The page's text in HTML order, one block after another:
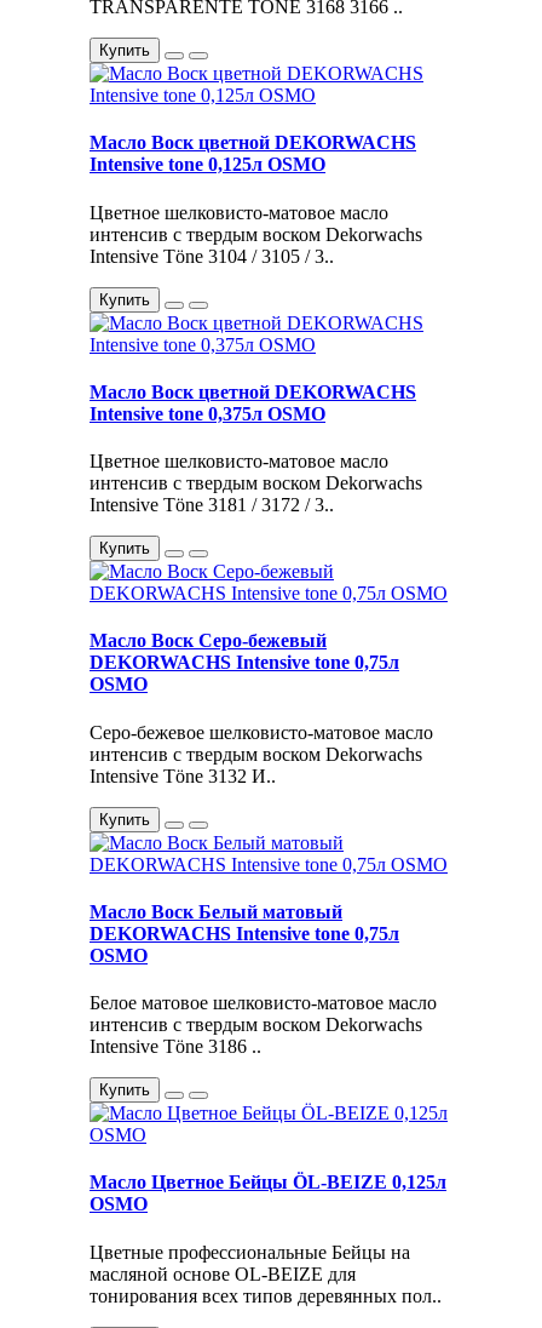
TRANSPARENTE TÖNE 3168 3166 ..
Купить
Масло Воск цветной DEKORWACHS
Intensive tone 0,125л OSMO
Цветное шелковисто-матовое масло
интенсив с твердым воском Dekorwachs
Intensive Töne 3104 / 3105 / 3..
Купить
Масло Воск цветной DEKORWACHS
Intensive tone 0,375л OSMO
Цветное шелковисто-матовое масло
интенсив с твердым воском Dekorwachs
Intensive Töne 3181 / 3172 / 3..
Купить
Масло Воск Серо-бежевый
DEKORWACHS Intensive tone 0,75л
OSMO
Серо-бежевое шелковисто-матовое масло
интенсив с твердым воском Dekorwachs
Intensive Töne 3132 И..
Купить
Масло Воск Белый матовый
DEKORWACHS Intensive tone 0,75л
OSMO
Белое матовое шелковисто-матовое масло
интенсив с твердым воском Dekorwachs
Intensive Töne 3186 ..
Купить
Масло Цветное Бейцы ÖL-BEIZE 0,125л
OSMO
Цветные профессиональные Бейцы на
масляной основе OL-BEIZE для
тонирования всех типов деревянных пол..